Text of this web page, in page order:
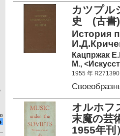
カツプル
史 (古書)
История
Кацпржак
М.,
1955 年 R271390
オルホ
末魔の
1955年刊